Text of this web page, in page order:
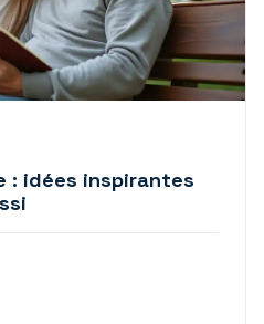
: idées inspirantes